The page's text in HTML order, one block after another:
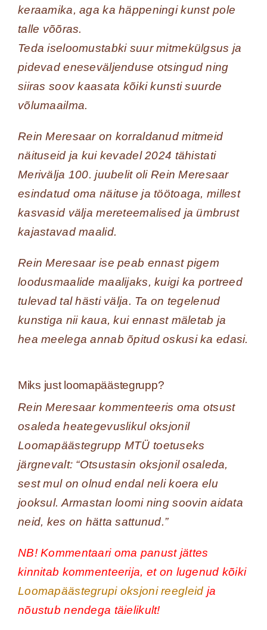
keraamika, aga ka häppeningi kunst pole
talle võõras.
Teda iseloomustabki suur mitmekülgsus ja
pidevad eneseväljenduse otsingud ning
siiras soov kaasata kõiki kunsti suurde
võlumaailma.
Rein Meresaar on korraldanud mitmeid
näituseid ja kui kevadel 2024 tähistati
Merivälja 100. juubelit oli Rein Meresaar
esindatud oma näituse ja töötoaga, millest
kasvasid välja mereteemalised ja ümbrust
kajastavad maalid.
Rein Meresaar ise peab ennast pigem
loodusmaalide maalijaks, kuigi ka portreed
tulevad tal hästi välja. Ta on tegelenud
kunstiga nii kaua, kui ennast mäletab ja
hea meelega annab õpitud oskusi ka edasi.
Miks just loomapäästegrupp?
Rein Meresaar kommenteeris oma otsust
osaleda heategevuslikul oksjonil
Loomapäästegrupp MTÜ toetuseks
järgnevalt: “Otsustasin oksjonil osaleda,
sest mul on olnud endal neli koera elu
jooksul. Armastan loomi ning soovin aidata
neid, kes on hätta sattunud.”
NB! Kommentaari oma panust jättes
kinnitab kommenteerija, et on lugenud kõiki
Loomapäästegrupi oksjoni reegleid ja
nõustub nendega täielikult!